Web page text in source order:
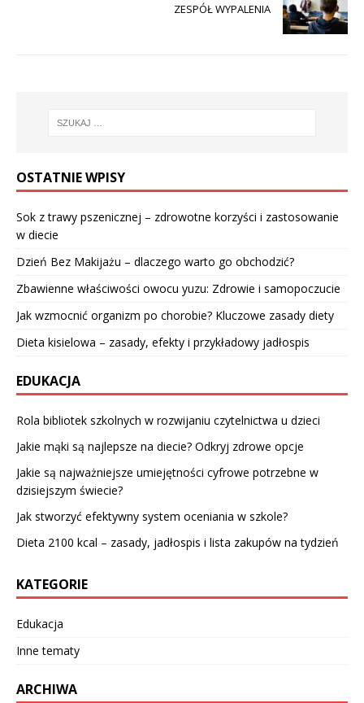
ZESPÓŁ WYPALENIA
OSTATNIE WPISY
Sok z trawy pszenicznej – zdrowotne korzyści i zastosowanie
w diecie
Dzień Bez Makijażu – dlaczego warto go obchodzić?
Zbawienne właściwości owocu yuzu: Zdrowie i samopoczucie
Jak wzmocnić organizm po chorobie? Kluczowe zasady diety
Dieta kisielowa – zasady, efekty i przykładowy jadłospis
EDUKACJA
Rola bibliotek szkolnych w rozwijaniu czytelnictwa u dzieci
Jakie mąki są najlepsze na diecie? Odkryj zdrowe opcje
Jakie są najważniejsze umiejętności cyfrowe potrzebne w
dzisiejszym świecie?
Jak stworzyć efektywny system oceniania w szkole?
Dieta 2100 kcal – zasady, jadłospis i lista zakupów na tydzień
KATEGORIE
Edukacja
Inne tematy
ARCHIWA